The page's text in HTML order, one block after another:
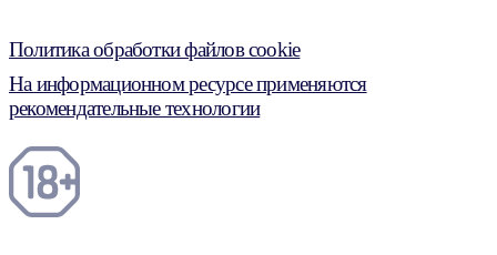
Политика обработки файлов cookie
На информационном ресурсе применяются
рекомендательные технологии